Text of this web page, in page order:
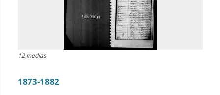
12 medias
1873-1882